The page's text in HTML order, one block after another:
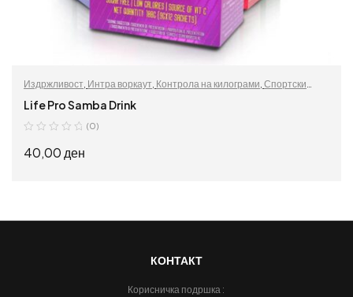
Издржливост Интра воркаут Контрола на килограми Спортски
додатоци
Life Pro Samba Drink
(0)
40,00ден
КОНТАКТ
Корисничка подршка :